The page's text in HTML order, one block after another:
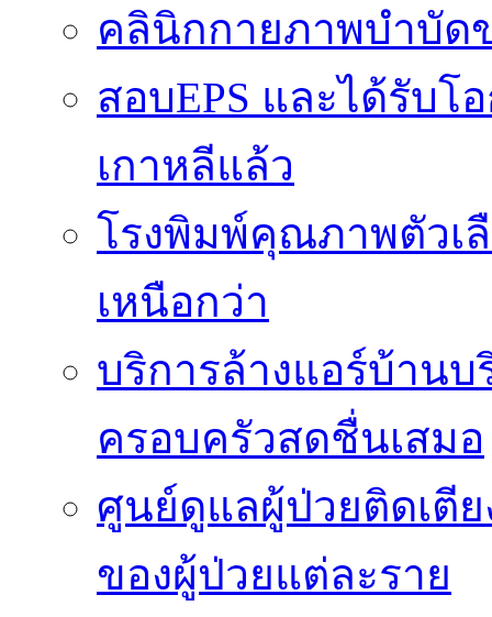
คลินิกกายภาพบำบัด
สอบEPS และได้รับโ
เกาหลีแล้ว
โรงพิมพ์คุณภาพตัวเ
เหนือกว่า
บริการล้างแอร์บ้าน
ครอบครัวสดชื่นเสมอ
ศูนย์ดูแลผู้ป่วยติดเตี
ของผู้ป่วยแต่ละราย